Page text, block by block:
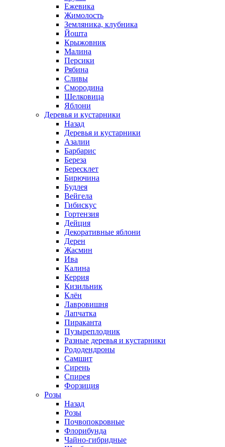
Ежевика
Жимолость
Земляника, клубника
Йошта
Крыжовник
Малина
Персики
Рябина
Сливы
Смородина
Шелковица
Яблони
Деревья и кустарники
Назад
Деревья и кустарники
Азалии
Барбарис
Береза
Бересклет
Бирючина
Будлея
Вейгела
Гибискус
Гортензия
Дейция
Декоративные яблони
Дерен
Жасмин
Ива
Калина
Керрия
Кизильник
Клён
Лавровишня
Лапчатка
Пираканта
Пузыреплодник
Разные деревья и кустарники
Рододендроны
Самшит
Сирень
Спирея
Форзиция
Розы
Назад
Розы
Почвопокровные
Флорибунда
Чайно-гибридные